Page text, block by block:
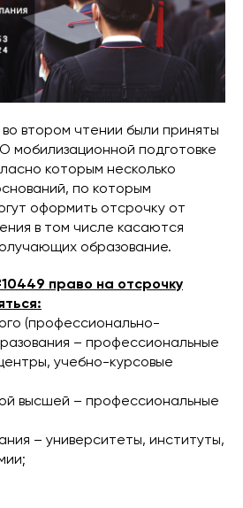
во втором чтении были приняты
мобилизационной подготовке
которым несколько
по которым
оформить отсрочку от
в том числе касаются
образование.
право на отсрочку
(профессионально-
– профессиональные
учебно-курсовые
высшей – профессиональные
– университеты, институты,